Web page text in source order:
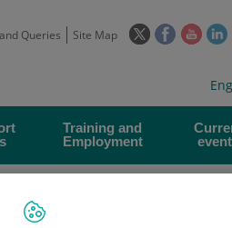
Queries Site Map
This
in
up
This
in
pop-
up
This
open
in
a
pop-
up
Training and
Employment